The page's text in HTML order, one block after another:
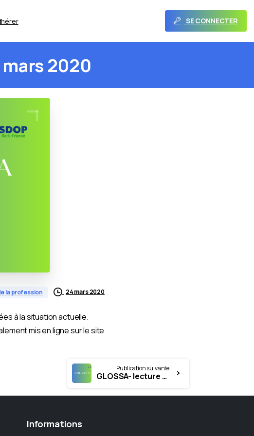
SE CONNECTER
mars 2020
la profession 24 mars 2020
à la situation actuelle.
mis en ligne sur le site
Publication suivante
GLOSSA- lecture gratuite
Informations